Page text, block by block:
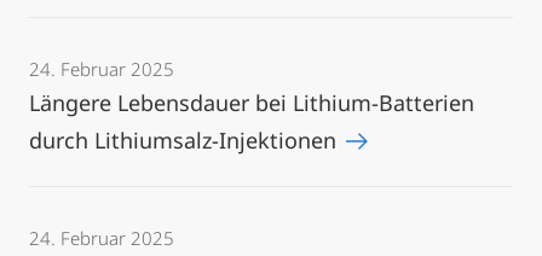
24. Februar 2025
Längere Lebensdauer bei Lithium-Batterien
durch Lithiumsalz-Injektionen
24. Februar 2025